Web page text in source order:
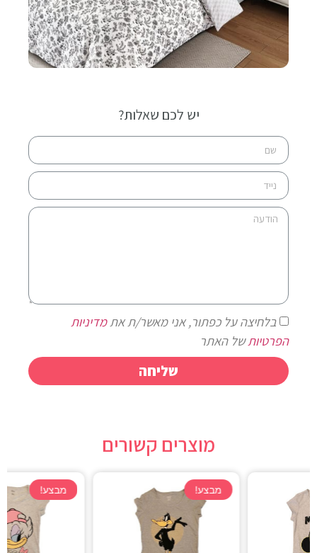
יש לכם שאלות?
בלחיצה על כפתור, אני מאשר/ת אתמדיניות
הפרטיותשל האתר
שליחה
מוצרים קשורים
מבצע! מבצע!